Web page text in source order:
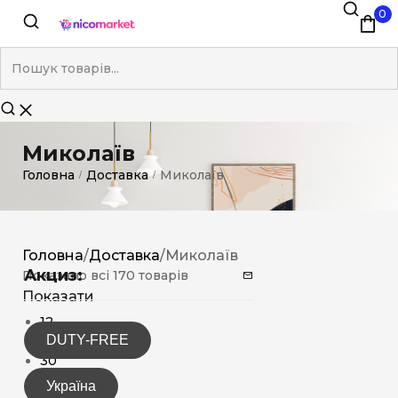
0
Миколаїв
Головна / Доставка / Миколаїв
Акциз:
DUTY-FREE
Україна
Головна/Доставка/Миколаїв
Показано всі 170 товарів
Показати
12
15
30